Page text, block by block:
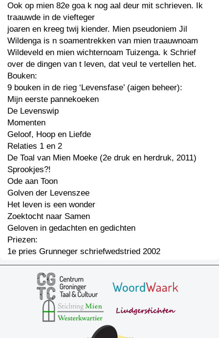
Ook op mien 82e goa k nog aal deur mit schrieven. Ik
traauwde in de viefteger
joaren en kreeg twij kiender. Mien pseudoniem Jil
Wildenga is n soamentrekken van mien traauwnoam
Wildeveld en mien wichternoam Tuizenga. k Schrief
over de dingen van t leven, dat veul te vertellen het.
Bouken:
9 bouken in de rieg ‘Levensfase’ (aigen beheer):
Mijn eerste pannekoeken
De Levenswip
Momenten
Geloof, Hoop en Liefde
Relaties 1 en 2
De Toal van Mien Moeke (2e druk en herdruk, 2011)
Sprookjes?!
Ode aan Toon
Golven der Levenszee
Het leven is een wonder
Zoektocht naar Samen
Geloven in gedachten en gedichten
Priezen:
1e pries Grunneger schriefwedstried 2002